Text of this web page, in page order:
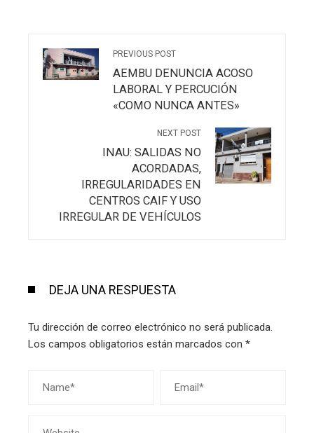
PREVIOUS POST
AEMBU DENUNCIA ACOSO
LABORAL Y PERCUCIÓN
«COMO NUNCA ANTES»
NEXT POST
INAU: SALIDAS NO
ACORDADAS,
IRREGULARIDADES EN
CENTROS CAIF Y USO
IRREGULAR DE VEHÍCULOS
DEJA UNA RESPUESTA
Tu dirección de correo electrónico no será publicada.
Los campos obligatorios están marcados con *